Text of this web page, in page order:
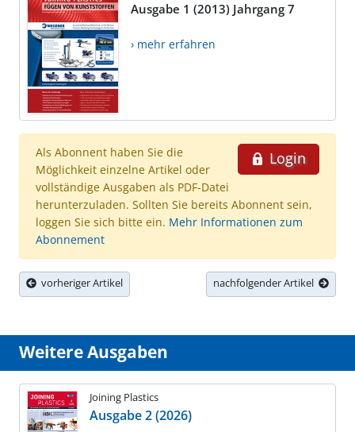
Ausgabe 1 (2013) Jahrgang 7
› mehr erfahren
Login
Als Abonnent haben Sie die
Möglichkeit einzelne Artikel oder
vollständige Ausgaben als PDF-Datei
herunterzuladen. Sollten Sie bereits Abonnent sein,
loggen Sie sich bitte ein. Mehr Informationen zum
Abonnement
vorheriger Artikel nachfolgender Artikel
Weitere Ausgaben
Joining Plastics
Ausgabe 2 (2026)